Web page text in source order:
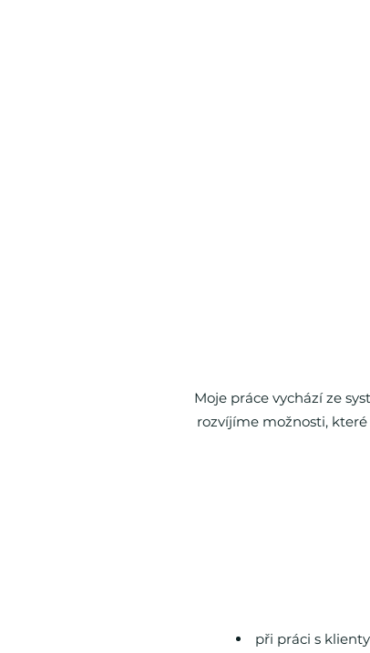
Moje práce vychází ze
rozvíjíme možnosti,
při práci s